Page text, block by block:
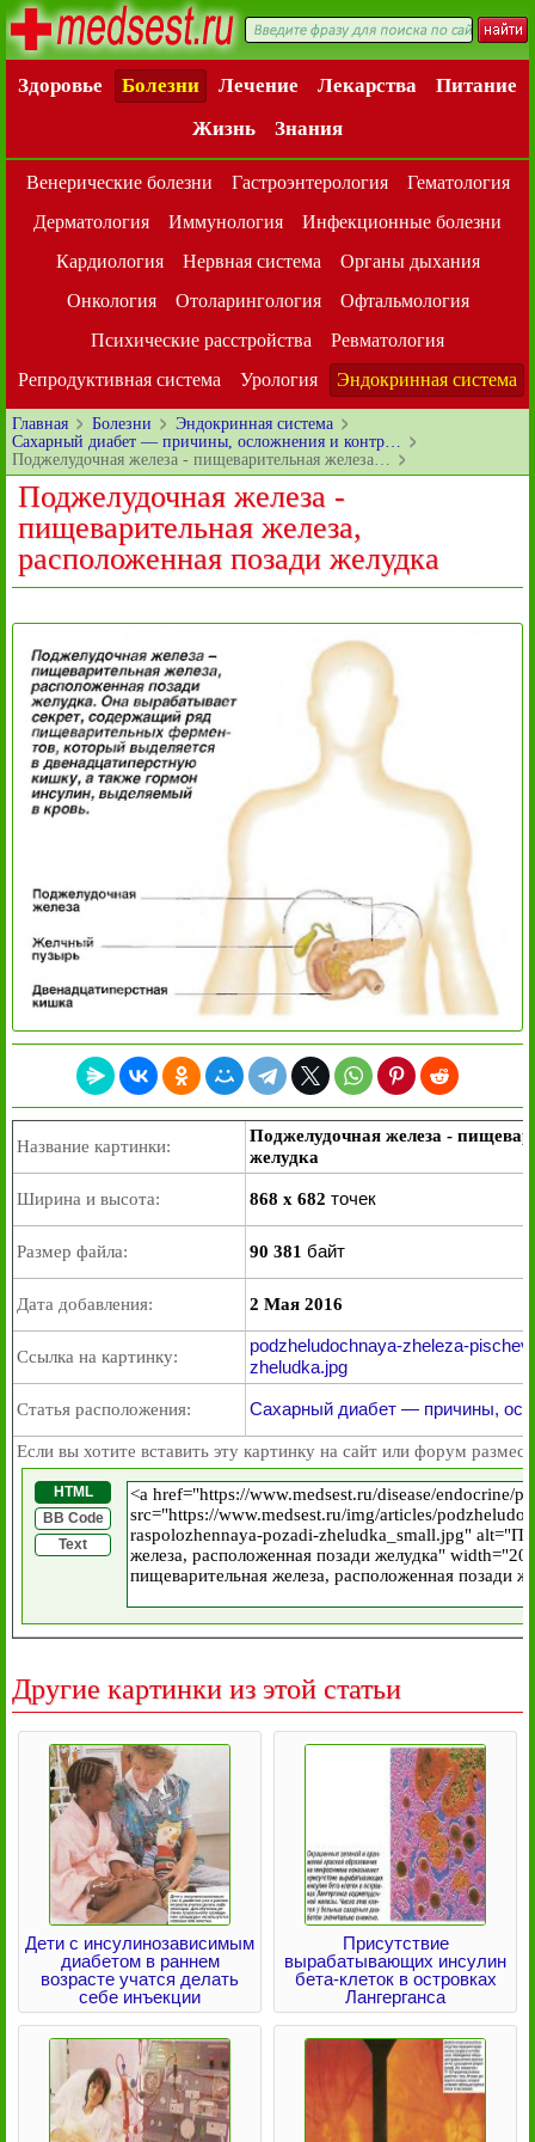
Здоровье Болезни Лечение Лекарства
Питание
Жизнь
Знания
Венерические болезни Гастроэнтерология
Гематология
Дерматология
Иммунология
Инфекционные болезни
Кардиология
Нервная система
Органы дыхания
Онкология
Отоларингология
Офтальмология
Психические расстройства
Ревматология
Репродуктивная система
Урология Эндокринная система
Главная Болезни
Эндокринная система
Сахарный диабет — причины, осложнения и контр…
Поджелудочная железа - пищеварительная железа…
Поджелудочная железа -
пищеварительная железа,
расположенная позади желудка
Название картинки:
Поджелудочная железа -
желудка
Ширина и высота: 868 x 682 точек
Размер файла: 90 381 байт
Дата добавления: 2 Мая 2016
Ссылка на картинку:
podzheludochnaya-zheleza-
zheludka.jpg
Статья расположения: Сахарный диабет — причины,
Если вы хотите вставить эту картинку на сайт или форум
HTML
BB Code
Text
Другие картинки из этой статьи
Дети с инсулинозависимым
диабетом в раннем
возрасте учатся делать
себе инъекции
Присутствие
вырабатывающих инсулин
бета-клеток в островках
Лангерганса